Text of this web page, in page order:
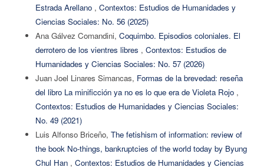
Estrada Arellano , Contextos: Estudios de Humanidades y
Ciencias Sociales: No. 56 (2025)
Ana Gálvez Comandini, Coquimbo. Episodios coloniales. El
derrotero de los vientres libres , Contextos: Estudios de
Humanidades y Ciencias Sociales: No. 57 (2026)
Juan Joel Linares Simancas, Formas de la brevedad: reseña
del libro La minificción ya no es lo que era de Violeta Rojo ,
Contextos: Estudios de Humanidades y Ciencias Sociales:
No. 49 (2021)
Luis Alfonso Briceño, The fetishism of information: review of
the book No-things, bankruptcies of the world today by Byung
Chul Han , Contextos: Estudios de Humanidades y Ciencias